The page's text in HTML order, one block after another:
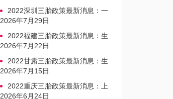
2022深圳三胎政策最新消息：一
文读懂上户口是否罚款
2026年7月29日
2022福建三胎政策最新消息：生
育奖励发放迎新标准
2026年7月22日
2022甘肃三胎政策最新消息：生
育产假不享受带薪福利
2026年7月15日
2022重庆三胎政策最新消息：上
户口、办准生证指南
2026年6月24日